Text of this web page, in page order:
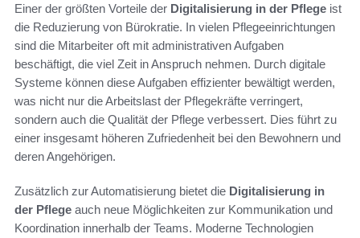
Einer der größten Vorteile der Digitalisierung in der Pflege ist
die Reduzierung von Bürokratie. In vielen Pflegeeinrichtungen
sind die Mitarbeiter oft mit administrativen Aufgaben
beschäftigt, die viel Zeit in Anspruch nehmen. Durch digitale
Systeme können diese Aufgaben effizienter bewältigt werden,
was nicht nur die Arbeitslast der Pflegekräfte verringert,
sondern auch die Qualität der Pflege verbessert. Dies führt zu
einer insgesamt höheren Zufriedenheit bei den Bewohnern und
deren Angehörigen.
Zusätzlich zur Automatisierung bietet die Digitalisierung in
der Pflege auch neue Möglichkeiten zur Kommunikation und
Koordination innerhalb der Teams. Moderne Technologien